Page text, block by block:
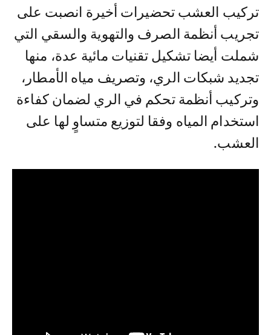
تركيب العشب تحضيرات أخيرة انصبت على
تجريب أنظمة الصرف والتهوية والسقي التي
شملت أيضا تشكيل تقنيات مائية عدة، منها
تجديد شبكات الري، وتصريف مياه الأمطار،
وتركيب أنظمة تحكم في الري لضمان كفاءة
استخدام المياه وفقا لتوزيع متساوٍ لها على
العشب.